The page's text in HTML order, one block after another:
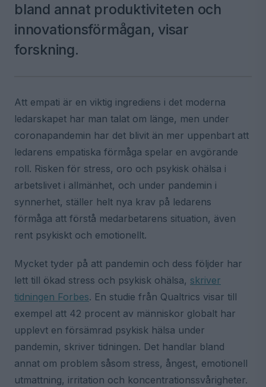
bland annat produktiviteten och
innovationsförmågan, visar
forskning.
Att empati är en viktig ingrediens i det moderna
ledarskapet har man talat om länge, men under
coronapandemin har det blivit än mer uppenbart att
ledarens empatiska förmåga spelar en avgörande
roll. Risken för stress, oro och psykisk ohälsa i
arbetslivet i allmänhet, och under pandemin i
synnerhet, ställer helt nya krav på ledarens
förmåga att förstå medarbetarens situation, även
rent psykiskt och emotionellt.
Mycket tyder på att pandemin och dess följder har
lett till ökad stress och psykisk ohälsa, skriver
tidningen Forbes. En studie från Qualtrics visar till
exempel att 42 procent av människor globalt har
upplevt en försämrad psykisk hälsa under
pandemin, skriver tidningen. Det handlar bland
annat om problem såsom stress, ångest, emotionell
utmattning, irritation och koncentrationssvårigheter.